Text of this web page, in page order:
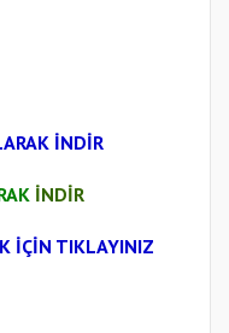
İNDİR
İNDİR
İÇİN TIKLAYINIZ